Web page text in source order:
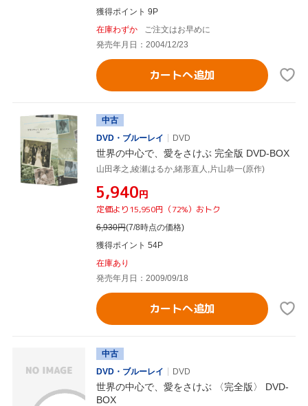
獲得ポイント 9P
在庫わずか
ご注文はお早めに
発売年月日：2004/12/23
カートへ追加
中古
DVD・ブルーレイ
DVD
世界の中心で、愛をさけぶ 完全版 DVD-BOX
山田孝之,綾瀬はるか,緒形直人,片山恭一(原作)
¥5,940円
定価より15,950円（72%）おトク
6,930円(7/8時点の価格)
獲得ポイント 54P
在庫あり
発売年月日：2009/09/18
カートへ追加
中古
DVD・ブルーレイ
DVD
世界の中心で、愛をさけぶ 〈完全版〉 DVD-
BOX